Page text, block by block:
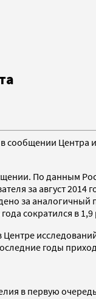
сообщении Центра
По данным
за август 2014
за
сократился в 1,9
годы
в первую